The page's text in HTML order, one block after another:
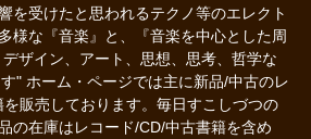
を受けたと思われるテクノ等のエレクト
様な『音楽』と、『音楽を中心とした周
ザイン、アート、思想、思考、哲学な
" ホーム・ページでは主に新品/中古のレ
販売しております。毎日すこしづつの
の在庫はレコード/CD/中古書籍を含め